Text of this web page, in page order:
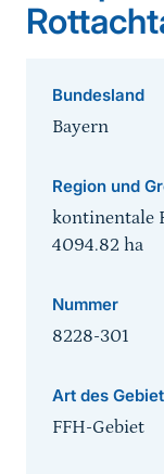
Bundesland
Bayern
Region und
kontinentale
4094.82 ha
Nummer
8228-301
Art des
FFH-Gebiet